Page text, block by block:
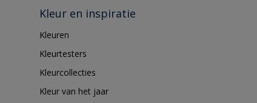
Kleur en inspiratie
Kleuren
Kleurtesters
Kleurcollecties
Kleur van het jaar